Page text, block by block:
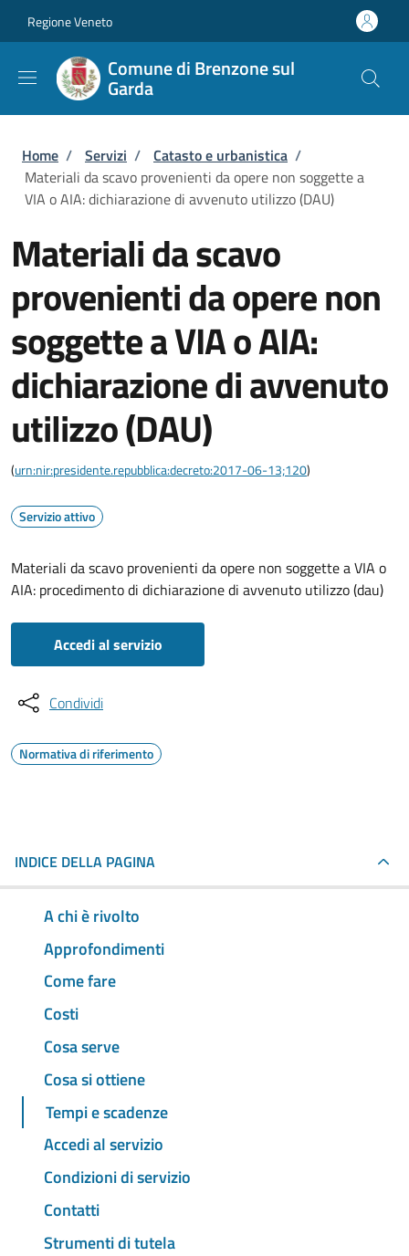
Regione Veneto
Comune di Brenzone sul
Garda
Briciole di pane
Home / Servizi / Catasto e urbanistica /
Materiali da scavo provenienti da opere non soggette a
VIA o AIA: dichiarazione di avvenuto utilizzo (DAU)
Materiali da scavo
provenienti da opere non
soggette a VIA o AIA:
dichiarazione di avvenuto
utilizzo (DAU)
(urn:nir:presidente.repubblica:decreto:2017-06-13;120)
Servizio attivo
Materiali da scavo provenienti da opere non soggette a VIA o
AIA: procedimento di dichiarazione di avvenuto utilizzo (dau)
Accedi al servizio
Condividi
Normativa di riferimento
INDICE DELLA PAGINA
A chi è rivolto
Approfondimenti
Come fare
Costi
Cosa serve
Cosa si ottiene
Tempi e scadenze
Accedi al servizio
Condizioni di servizio
Contatti
Strumenti di tutela